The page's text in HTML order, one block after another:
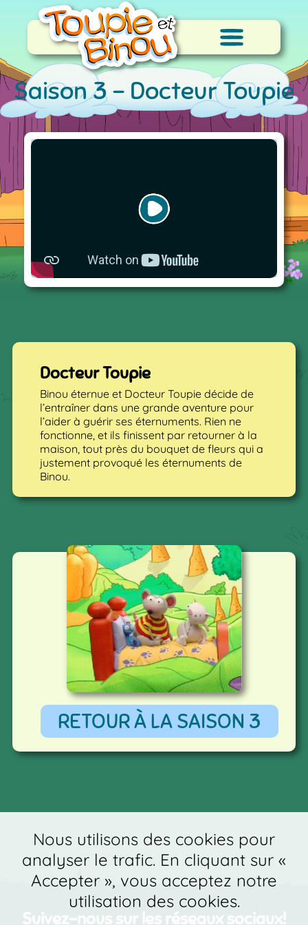
Saison 3 - Docteur Toupie
Docteur Toupie
Binou éternue et Docteur Toupie décide de
l’entraîner dans une grande aventure pour
l’aider à guérir ses éternuments. Rien ne
fonctionne, et ils finissent par retourner à la
maison, tout près du bouquet de fleurs qui a
justement provoqué les éternuments de
Binou.
RETOUR À LA SAISON 3
Suivez-nous sur les réseaux sociaux!
Nous utilisons des cookies pour
analyser le trafic. En cliquant sur «
Accepter », vous acceptez notre
utilisation des cookies.